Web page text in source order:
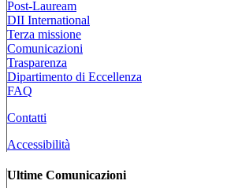
Post-Lauream
DII International
Terza missione
Comunicazioni
Trasparenza
Dipartimento di Eccellenza
FAQ
Contatti
Accessibilità
Ultime Comunicazioni